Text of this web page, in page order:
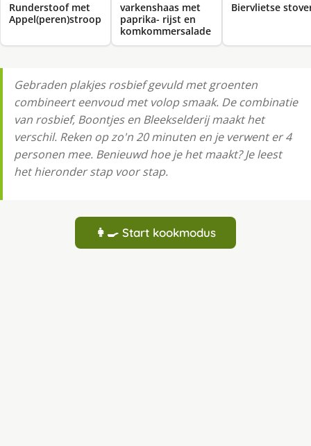
Runderstoof met
Appel(peren)stroop
varkenshaas met
paprika- rijst en
komkommersalade
Biervlietse
Gebraden plakjes rosbief gevuld met groenten
combineert eenvoud met volop smaak. De combinatie
van rosbief, Boontjes en Bleekselderij maakt het
verschil. Reken op zo'n 20 minuten en je verwent er 4
personen mee. Benieuwd hoe je het maakt? Je leest
het hieronder stap voor stap.
👩‍🍳 Start kookmodus